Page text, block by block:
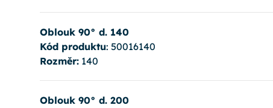
Oblouk 90° d. 140
Kód produktu: 50016140
Rozměr:140
Oblouk 90° d. 200